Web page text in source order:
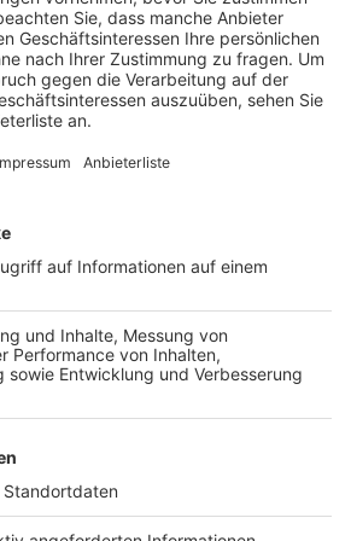
ab. Das hat das NRW-
2019 und 2020. An der
auch NRW-Innenminister Reul